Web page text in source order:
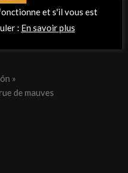
»
de mauves
et s'il vous est
: En savoir plus